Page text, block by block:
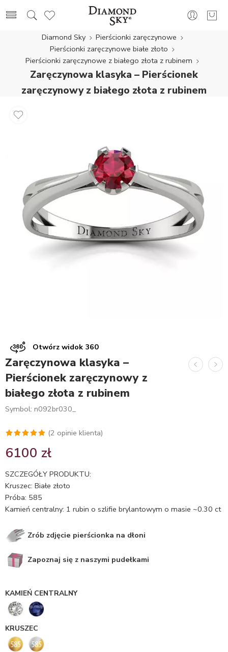
Diamond Sky
Pierścionki zaręczynowe
Pierścionki zaręczynowe białe złoto
Pierścionki zaręczynowe z białego złota z rubinem
Zaręczynowa klasyka – Pierścionek
zaręczynowy z białego złota z rubinem
Otwórz widok 360
Zaręczynowa klasyka –
Pierścionek zaręczynowy z
białego złota z rubinem
Symbol: n092br030_
5.00na 5
ocen
klientów
(2 opinie klienta)
6100 zł
SZCZEGÓŁY PRODUKTU:
Kruszec: Białe złoto
Próba: 585
Kamień centralny: 1 rubin o szlifie brylantowym o masie ~0.30 ct
Zrób zdjęcie pierścionka na dłoni
Zapoznaj się z naszymi pudełkami
KAMIEŃ CENTRALNY
KRUSZEC